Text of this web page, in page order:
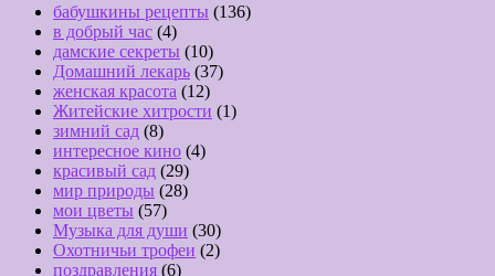
бабушкины рецепты (136)
в добрый час (4)
дамские секреты (10)
Домашний лекарь (37)
женская красота (12)
Житейские хитрости (1)
зимний сад (8)
интересное кино (4)
красивый сад (29)
мир природы (28)
мои цветы (57)
Музыка для души (30)
Охотничьи трофеи (2)
поздравления (6)